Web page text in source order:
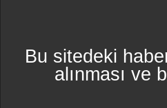
Bu sitedeki
alınması ve